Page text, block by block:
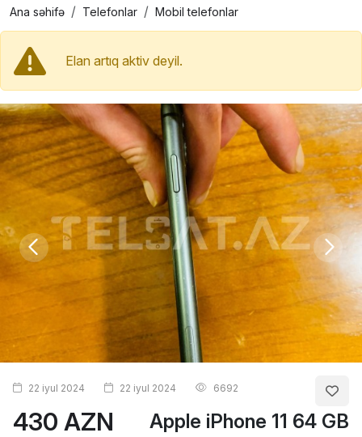
Ana səhifə Telefonlar Mobil telefonlar
Elan artıq aktiv deyil.
430 AZN Apple iPhone 11 64 GB
22 iyul 2024 22 iyul 2024 6692